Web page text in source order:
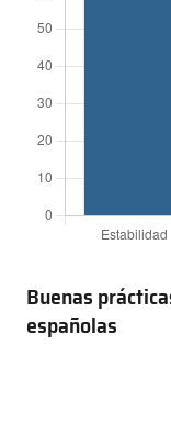
Buenas
españolas